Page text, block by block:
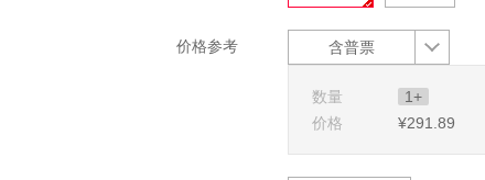
价格参考 含普票
数量 1+
价格
¥291 .89